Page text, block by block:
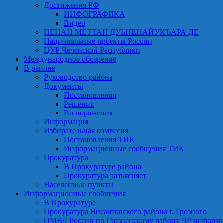
Достижения РФ
ИНФОГРАФИКА
Видео
НЕНАН МЕТТАН ДУЬНЕНАЙУКЪАРА ДЕ
Национальные проекты России
ЦУР Чеченской Республики
Международное обозрение
В районе
Руководство района
Документы
Постановления
Решения
Распоряжения
Информация
Избирательная комиссия
Постановления ТИК
Информационные сообщения ТИК
Прокуратура
В Прокуратуре района
Прокуратура разъясняет
Населенные пункты
Информационные сообщения
В Прокуратуре
Прокуратура Висаитовского района г. Грозного
ОМВД России по Грозненскому району ЧР